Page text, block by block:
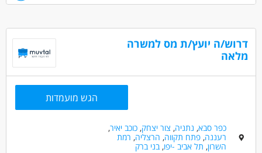
חשבונאות וכספים - יועץ/ת מס
חשבונאות וכספים - מנהל/ת חשבונות
חשבונאות וכספים - מתמחה בייעוץ מס
דרוש/ה יועץ/ת מס למשרה
מלאה
הגש מועמדות
כפר סבא, נתניה, צור יצחק,כוכב יאיר,
רעננה,פתח תקווה, הרצליה, רמת
השרון, תל אביב -יפו,בני ברק